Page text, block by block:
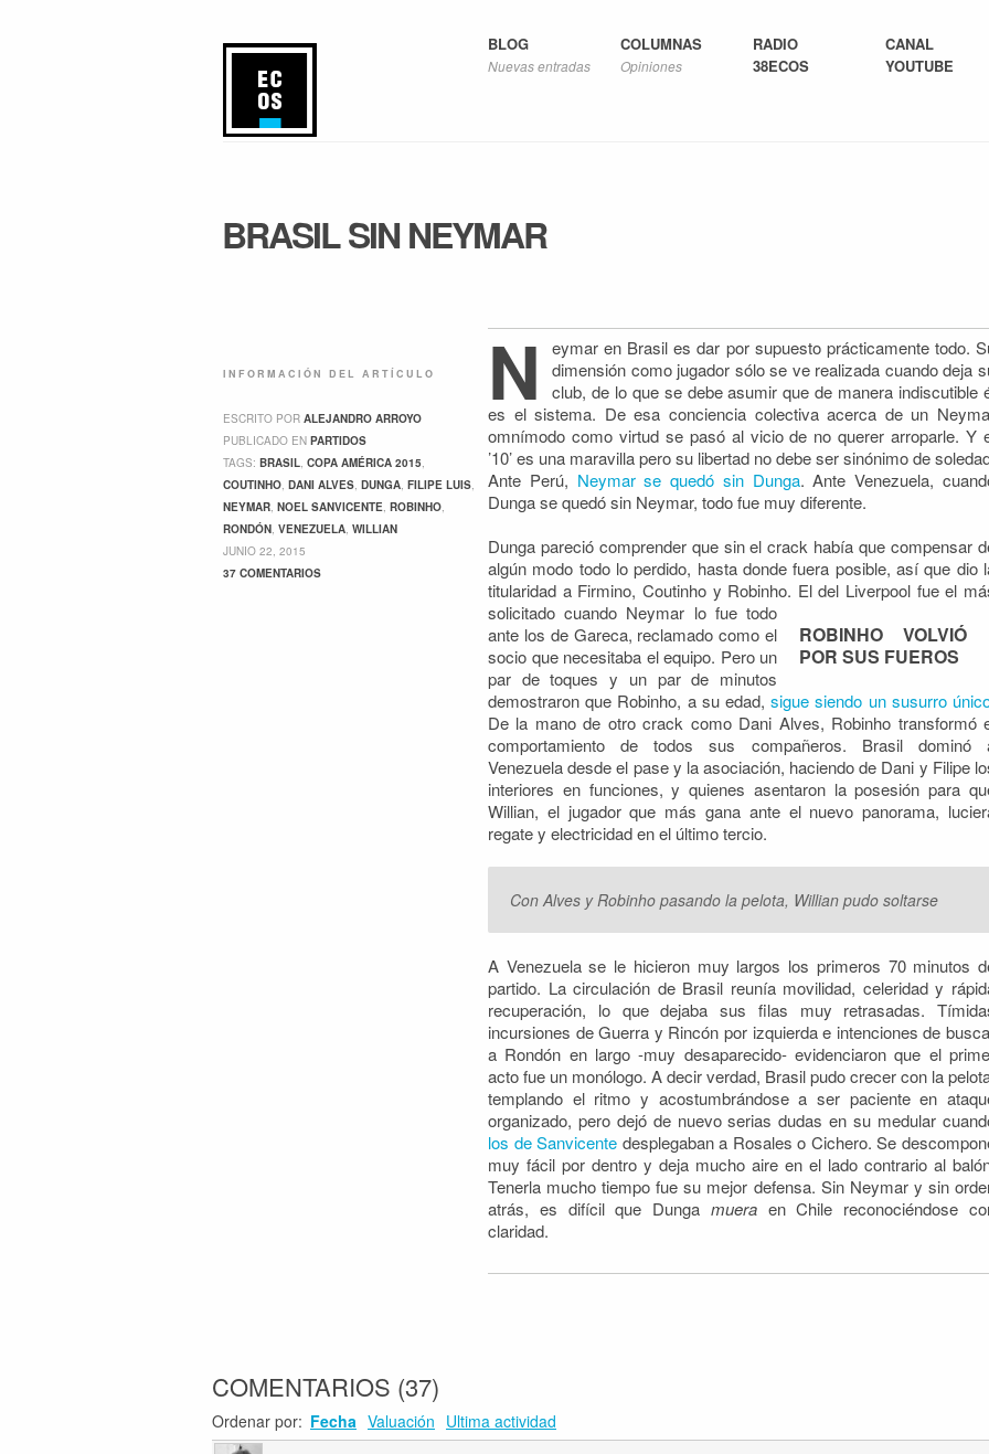
BLOG
Nuevas entradas
COLUMNAS
Opiniones
RADIO
38ECOS
CANAL
YOUTUBE
BRASIL SIN NEYMAR
N
eymar en Brasil es dar por supuesto prácticamente todo.
dimensión como jugador sólo se ve realizada cuando deja
club, de lo que se debe asumir que de manera indiscutible
es el sistema. Deesa conciencia colectiva acerca de un
omnímodo como virtud se pasó al vicio de no querer arroparle. Y
’10’ es una maravilla pero su libertad no debe ser sinónimo de
Ante Perú, Neymar se quedó sin Dunga. Ante Venezuela,
Dunga se quedó sin Neymar, todo fue muy diferente.
Dunga pareció comprender que sin el crack había que compensar
algún modo todo lo perdido, hasta donde fuera posible, así que dio
titularidad a Firmino, Coutinho y Robinho. El del Liverpool fue el
solicitado
ROBINHO VOLVIÓ
POR SUS FUEROS
cuando Neymar lo fue todo
ante los de Gareca, reclamado como el
socio que necesitaba el equipo. Pero un
par de toques y un par de minutos
demostraron que Robinho, a su edad,sigue siendo un susurro
De la mano de otro crack como Dani Alves, Robinho transformó
comportamiento de todos sus compañeros. Brasil dominó
Venezuela desde el pase y la asociación, haciendo de Dani y Filipe
interiores en funciones, y quienes asentaron la posesión para
Willian, el jugador que más gana ante el nuevo panorama,
regate y electricidad en el último tercio.
Con Alves y Robinho pasando la pelota, Willian pudo soltarse
A Venezuela se le hicieron muy largos los primeros 70 minutos
partido. La circulación de Brasil reunía movilidad, celeridad y
recuperación, lo que dejaba sus filas muy retrasadas.
incursiones de Guerra y Rincón por izquierda e intenciones de
a Rondón en largo -muy desaparecido- evidenciaron que el
acto fue un monólogo. A decir verdad, Brasil pudo crecer con la
templando el ritmo y acostumbrándose a ser paciente en
organizado, pero dejó de nuevo serias dudas en su medular
los de Sanvicente desplegaban a Rosales o Cichero. Se
muy fácil por dentro y deja mucho aire en el lado contrario al
Tenerla mucho tiempo fue su mejor defensa. Sin Neymar y sin
atrás, es difícil que Dunga mueraen Chile reconociéndose
claridad.
INFORMACIÓN DEL ARTÍCULO
ESCRITO POR ALEJANDRO ARROYO
PUBLICADO EN PARTIDOS
TAGS: BRASIL, COPA AMÉRICA 2015,
COUTINHO, DANI ALVES, DUNGA, FILIPE LUIS,
NEYMAR, NOEL SANVICENTE, ROBINHO,
RONDÓN, VENEZUELA, WILLIAN
JUNIO 22, 2015
37 COMENTARIOS
COMENTARIOS (37)
Ordenar por: Fecha Valuación Ultima actividad